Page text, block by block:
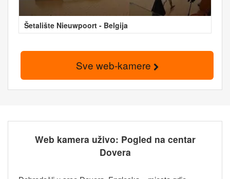
Šetalište Nieuwpoort - Belgija
Sve web-kamere
Web kamera uživo: Pogled na centar
Dovera